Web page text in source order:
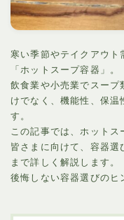
寒い季節やテイクアウト
「ホットスープ容器」。
飲食業や小売業でスープ
けでなく、機能性、保
す。
この記事では、ホット
皆さまに向けて、容器選
まで詳しく解説します。
後悔しない容器選びのヒ